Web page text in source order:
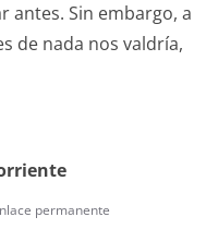
antes. Sin embargo, a
de nada nos valdría,
permanente